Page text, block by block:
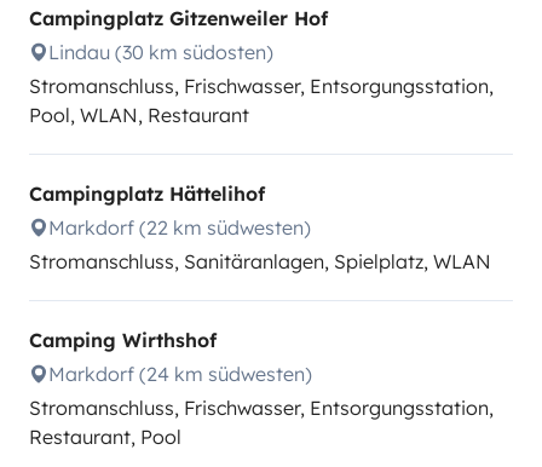
Campingplatz Gitzenweiler Hof
Lindau (30 km südosten)
Stromanschluss, Frischwasser, Entsorgungsstation,
Pool, WLAN, Restaurant
Campingplatz Hättelihof
Markdorf (22 km südwesten)
Stromanschluss, Sanitäranlagen, Spielplatz, WLAN
Camping Wirthshof
Markdorf (24 km südwesten)
Stromanschluss, Frischwasser, Entsorgungsstation,
Restaurant, Pool